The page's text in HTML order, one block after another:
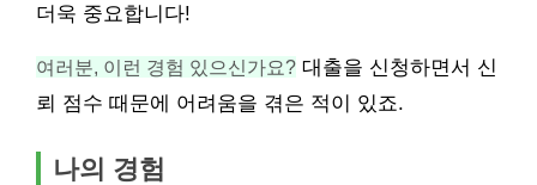
더욱 중요합니다!
여러분, 이런 경험 있으신가요? 대출을 신청하면서 신
뢰 점수 때문에 어려움을 겪은 적이 있죠.
나의 경험